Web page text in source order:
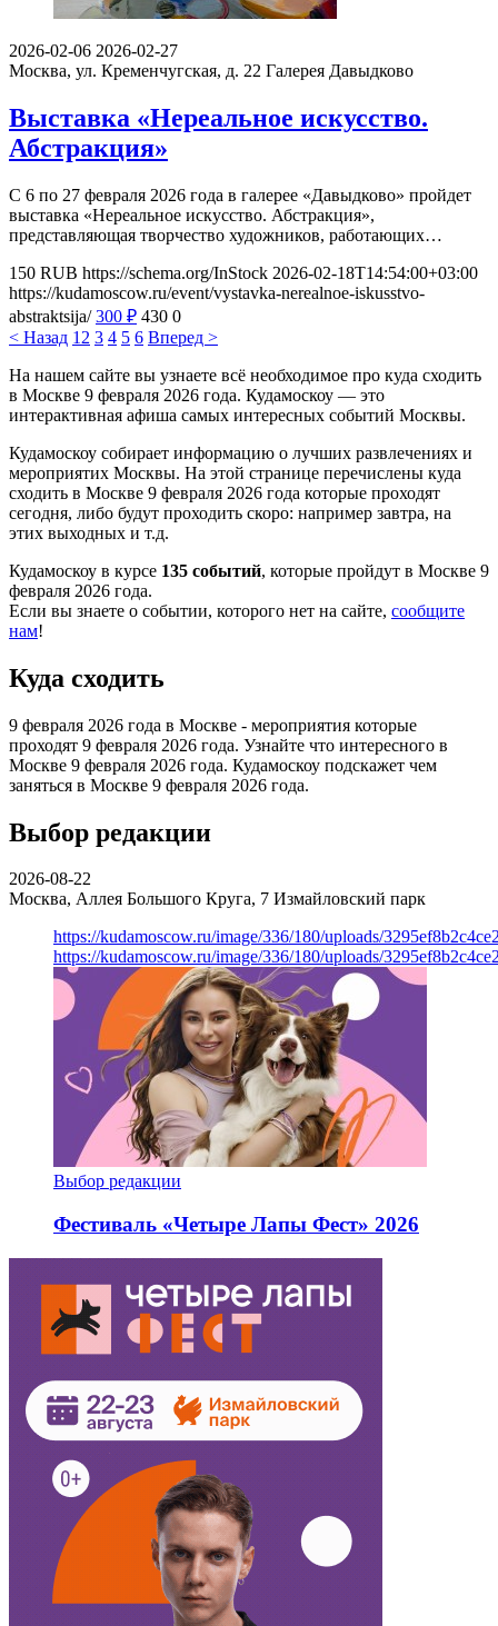
2026-02-06 2026-02-27
Москва, ул. Кременчугская, д. 22 Галерея Давыдково
Выставка «Нереальное искусство.
Абстракция»
С 6 по 27 февраля 2026 года в галерее «Давыдково» пройдет
выставка «Нереальное искусство. Абстракция»,
представляющая творчество художников, работающих…
150 RUB https://schema.org/InStock 2026-02-18T14:54:00+03:00
https://kudamoscow.ru/event/vystavka-nerealnoe-iskusstvo-
abstraktsija/ 300 ₽ 430 0
< Назад 1 2 3 4 5 6 Вперед >
На нашем сайте вы узнаете всё необходимое про куда сходить
в Москве 9 февраля 2026 года. Кудамоскоу — это
интерактивная афиша самых интересных событий Москвы.
Кудамоскоу собирает информацию о лучших развлечениях и
мероприятих Москвы. На этой странице перечислены куда
сходить в Москве 9 февраля 2026 года которые проходят
сегодня, либо будут проходить скоро: например завтра, на
этих выходных и т.д.
Кудамоскоу в курсе 135 событий, которые пройдут в Москве 9
февраля 2026 года.
Если вы знаете о событии, которого нет на сайте, сообщите
нам!
Куда сходить
9 февраля 2026 года в Москве - мероприятия которые
проходят 9 февраля 2026 года. Узнайте что интересного в
Москве 9 февраля 2026 года. Кудамоскоу подскажет чем
заняться в Москве 9 февраля 2026 года.
Выбор редакции
2026-08-22
Москва, Аллея Большого Круга, 7 Измайловский парк
https://kudamoscow.ru/image/336/180/uploads/
https://kudamoscow.ru/image/336/180/uploads/
Выбор редакции
Фестиваль «Четыре Лапы Фест» 2026